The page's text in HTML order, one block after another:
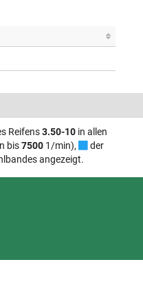
Reifens3.50-10 in allen
bis7500 1/min),
der
angezeigt.